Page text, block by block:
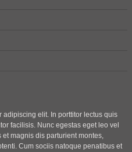
adipiscing elit. In porttitor lectus quis
facilisis. Nunc egestas eget leo vel
magnis dis parturient montes,
Cum sociis natoque penatibus et